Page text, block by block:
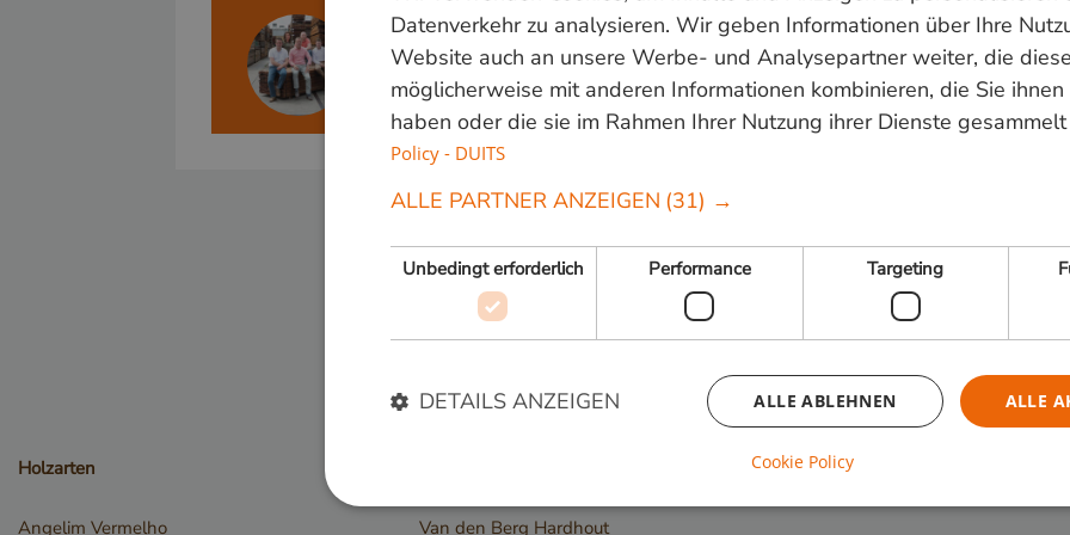
Bel ons op+31 348 820000 of mail info@vandenberghardhout.nl. Let op, wij
Holzarten
Angelim Vermelho
Van den Berg Hardhout
Datenverkehr zu analysieren. Wir geben Informationen über Ihre
Website auch an unsere Werbe- und Analysepartner weiter, die diese
möglicherweise mit anderen Informationen kombinieren, die Sie
haben oder die sie im Rahmen Ihrer Nutzung ihrer Dienste
Policy - DUITS
ALLE PARTNER ANZEIGEN (31) →
Unbedingt erforderlich Performance Targeting
ALLE
ALLE ABLEHNEN
DETAILS ANZEIGEN
Unbedingt erforderlich
Cookie Policy